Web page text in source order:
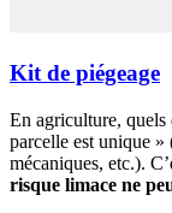
Kit de piégeage
En agriculture, quels
parcelle est unique
mécaniques, etc.).
risque limace ne